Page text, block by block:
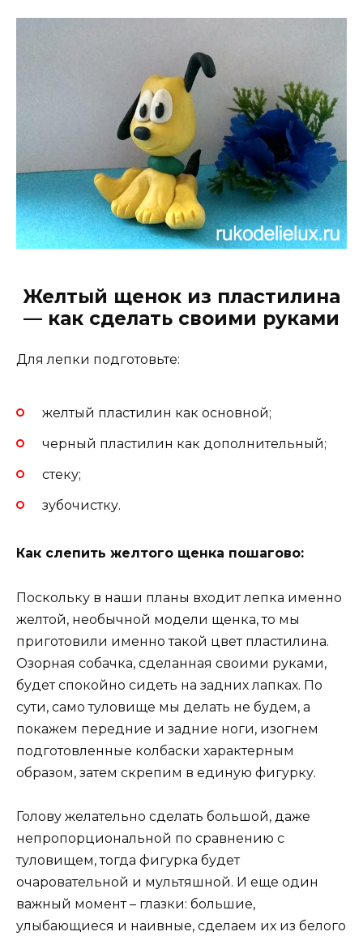
Желтый щенок из пластилина
— как сделать своими руками
Для лепки подготовьте:
желтый пластилин как основной;
черный пластилин как дополнительный;
стеку;
зубочистку.
Как слепить желтого щенка пошагово:
Поскольку в наши планы входит лепка именно
желтой, необычной модели щенка, то мы
приготовили именно такой цвет пластилина.
Озорная собачка, сделанная своими руками,
будет спокойно сидеть на задних лапках. По
сути, само туловище мы делать не будем, а
покажем передние и задние ноги, изогнем
подготовленные колбаски характерным
образом, затем скрепим в единую фигурку.
Голову желательно сделать большой, даже
непропорциональной по сравнению с
туловищем, тогда фигурка будет
очаровательной и мультяшной. И еще один
важный момент – глазки: большие,
улыбающиеся и наивные, сделаем их из белого